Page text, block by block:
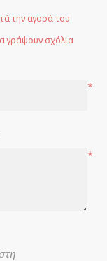
την αγορά του
γράψουν σχόλια
*
*